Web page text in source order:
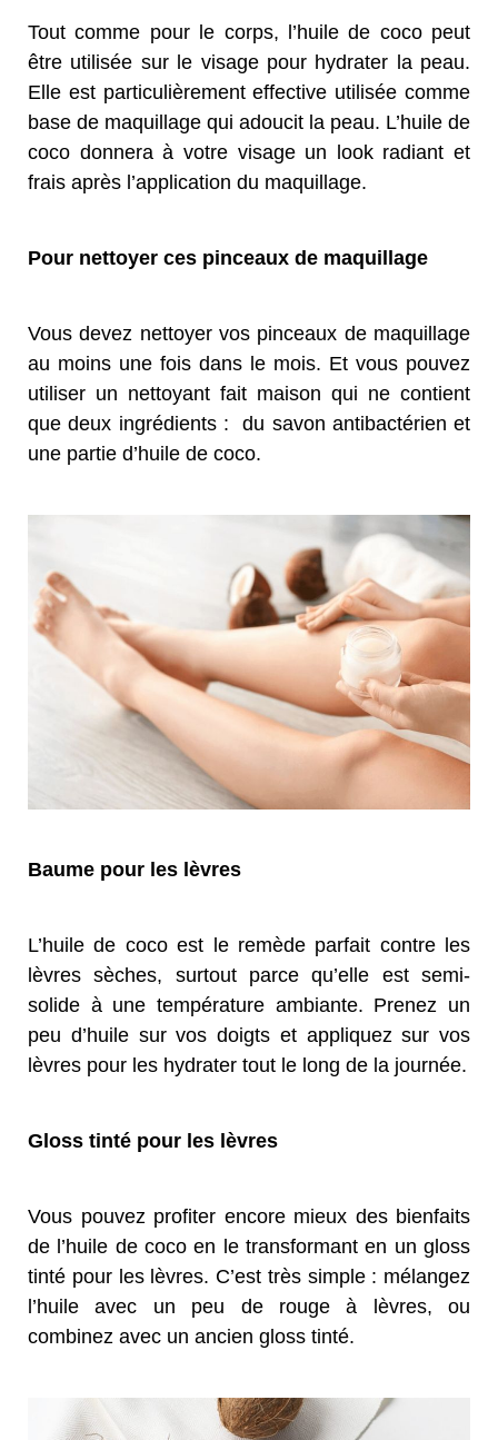
Tout comme pour le corps, l’huile de coco peut
être utilisée sur le visage pour hydrater la peau.
Elle est particulièrement effective utilisée comme
base de maquillage qui adoucit la peau. L’huile de
coco donnera à votre visage un look radiant et
frais après l’application du maquillage.
Pour nettoyer ces pinceaux de maquillage
Vous devez nettoyer vos pinceaux de maquillage
au moins une fois dans le mois. Et vous pouvez
utiliser un nettoyant fait maison qui ne contient
que deux ingrédients : du savon antibactérien et
une partie d’huile de coco.
Baume pour les lèvres
L’huile de coco est le remède parfait contre les
lèvres sèches, surtout parce qu’elle est semi-
solide à une température ambiante. Prenez un
peu d’huile sur vos doigts et appliquez sur vos
lèvres pour les hydrater tout le long de la journée.
Gloss tinté pour les lèvres
Vous pouvez profiter encore mieux des bienfaits
de l’huile de coco en le transformant en un gloss
tinté pour les lèvres. C’est très simple : mélangez
l’huile avec un peu de rouge à lèvres, ou
combinez avec un ancien gloss tinté.